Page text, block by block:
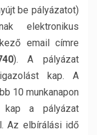
be pályázatot)
elektronikus
email címre
). A pályázat
kap. A
10 munkanapon
a pályázat
Az elbírálási idő